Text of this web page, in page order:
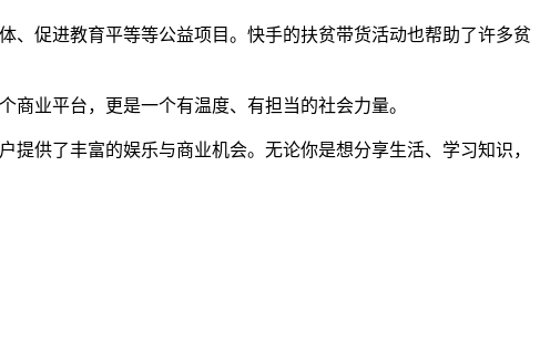
、促进教育平等等公益项目。快手的扶贫带货活动也帮助了许多贫
业平台，更是一个有温度、有担当的社会力量。
供了丰富的娱乐与商业机会。无论你是想分享生活、学习知识，